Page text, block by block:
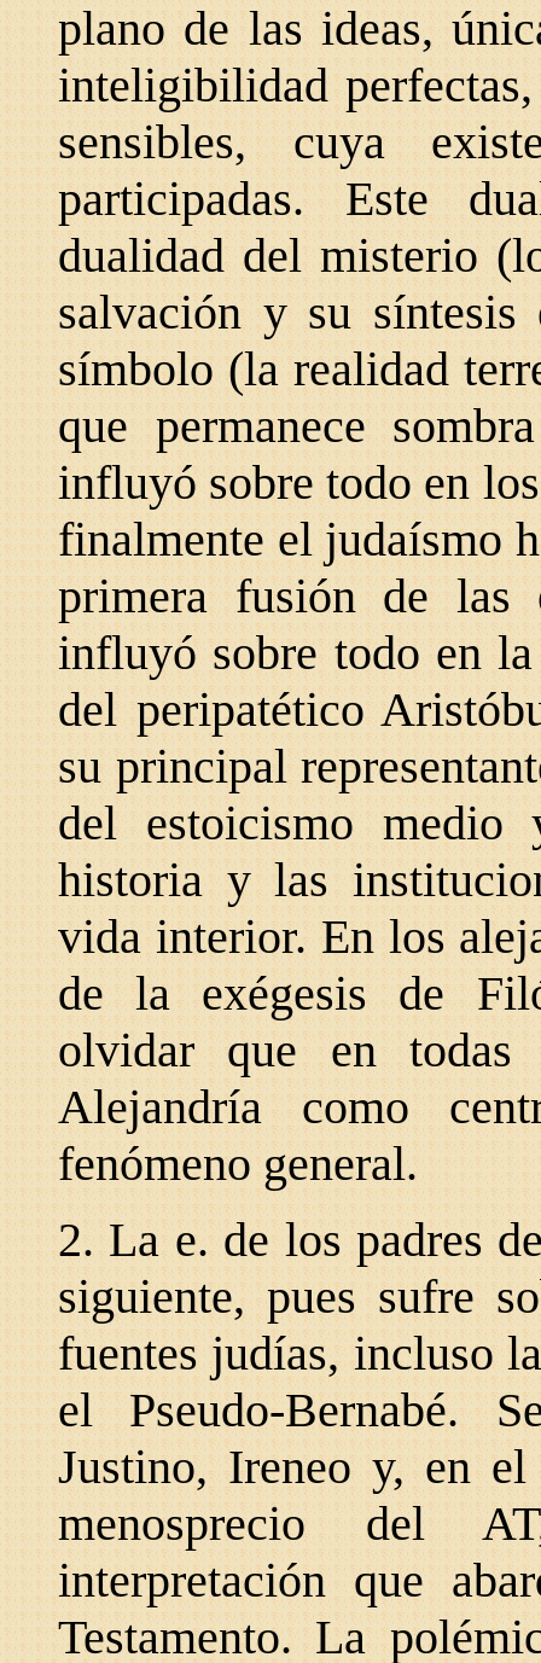
plano de las ideas,
inteligibilidad
sensibles, cuya
participadas. Este
dualidad del misterio
salvación y su
símbolo (la realidad
que permanece
influyó sobre todo en
finalmente el judaísmo
primera fusión de las
influyó sobre todo en
del peripatético
su principal
del estoicismo
historia y las
vida interior. En los
de la exégesis de
olvidar que en todas
Alejandría como
fenómeno general.
2. La e. de los padres
siguiente, pues sufre
fuentes judías, incluso
el Pseudo-Bernabé.
Justino, Ireneo y, en
menosprecio del
interpretación que
Testamento. La